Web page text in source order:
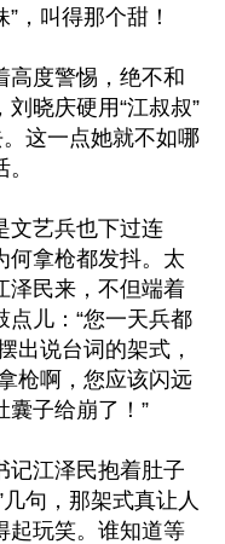
，叫得那个甜！
高度警惕，绝不和
晓庆硬用“江叔叔”
这一点她就不如哪
文艺兵也下过连
何拿枪都发抖。太
泽民来，不但端着
儿：“您一天兵都
出说台词的架式，
枪啊，您应该闪远
囊子给崩了！”
记江泽民抱着肚子
句，那架式真让人
起玩笑。谁知道等